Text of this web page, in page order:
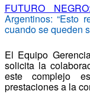
FUTURO
Argentinos: “Esto
cuando se queden
El Equipo
solicita la
este complejo
prestaciones a la